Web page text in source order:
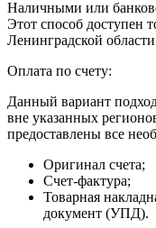
Наличными или
Этот способ доступен
Ленинградской
Оплата по счету:
Данный вариант
вне указанных
предоставлены все
Оригинал счета;
Счет-фактура;
Товарная
документ (УПД).